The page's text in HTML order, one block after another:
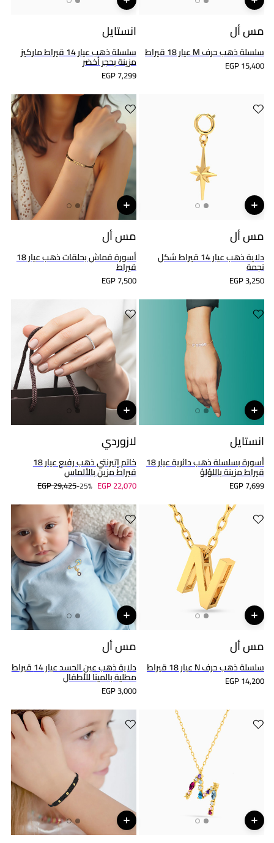
مس أل
سلسلة ذهب حرف M عيار 18 قيراط
EGP 15,400
انستايل
سلسلة ذهب عيار 14 قيراط ماركيز
مزينة بحجر أخضر
EGP 7,299
مس أل
دلاية ذهب عيار 14 قيراط شكل
نجمة
EGP 3,250
مس أل
أسورة قماش بحلقات ذهب عيار 18
قيراط
EGP 7,500
انستايل
أسورة بسلسلة ذهب دائرية عيار 18
قيراط مزينة باللؤلؤ
EGP 7,699
لازوردي
خاتم إتيرنتي ذهب رفيع عيار 18
قيراط مزين بالألماس
EGP 29,425 25%- EGP 22,070
مس أل
سلسلة ذهب حرف N عيار 18 قيراط
EGP 14,200
مس أل
دلاية ذهب عين الحسد عيار 14 قيراط
مطلية بالمينا للأطفال
EGP 3,000